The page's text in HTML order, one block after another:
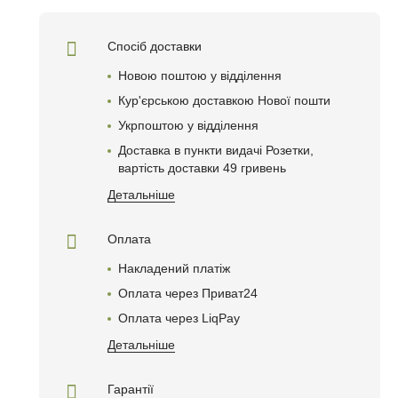
Спосіб доставки
Новою поштою у відділення
Кур'єрською доставкою Нової пошти
Укрпоштою у відділення
Доставка в пункти видачі Розетки,
вартість доставки 49 гривень
Детальніше
Оплата
Накладений платіж
Оплата через Приват24
Оплата через LiqPay
Детальніше
Гарантії